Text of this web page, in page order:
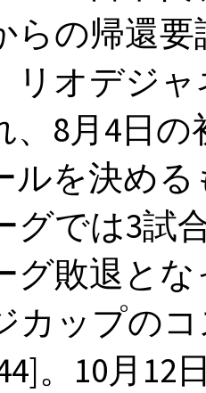
らの帰還
リオデジ
、8月4日
ルを決め
グでは3試
グ敗退とな
カップの
。10月12